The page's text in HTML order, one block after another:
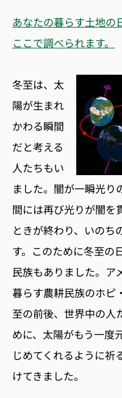
あなたの暮らす土地の
ここで調べられます。
冬至は、太
陽が生まれ
かわる瞬間
だと考える
人たちもい
ました。闇が一瞬光り
間には再び光りが闇を
ときが終わり、いのち
す。このために冬至の
民族もありました。ア
暮らす農耕民族のホピ
至の前後、世界中の人
めに、太陽がもう一度
じめてくれるように祈
けてきました。